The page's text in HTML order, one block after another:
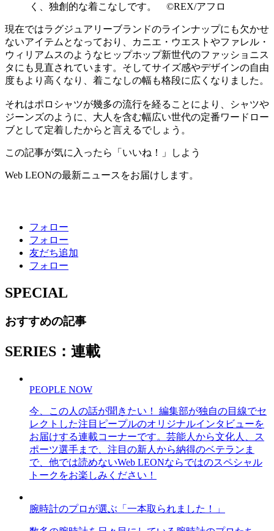
く、独創的な着こなしです。 ©REX/アフロ
現在ではラグジュアリーブランドのラインナップにも欠かせ
ないアイテムとなっており、カニエ・ウエストやファレル・
ウィリアムスのようなヒップホップ新世代のファッショニス
タにも見直されています。そしてサイズ感やデザインの自由
度もより高くなり、着こなしの幅も格段に広くなりました。
それはポロシャツが幾多の流行を経ることにより、シャツや
ジーンズのように、大人を含む幅広い世代の定番ワードロー
ブとして定着したからと言えるでしょう。
この記事が気に入ったら「いいね！」しよう
Web LEONの最新ニュースをお届けします。
フォロー
フォロー
友だち追加
フォロー
SPECIAL
おすすめの記事
SERIES：連載
PEOPLE NOW
今、この人の話が聞きたい！ 編集部が独自の目線でセ
レクトした注目ピープルのオリジナルインタビューを
お届けする連載コーナーです。芸能人から文化人、ス
ポーツ選手まで、注目の新人から納得のベテランま
で、他では読めないWeb LEONならではのスペシャル
トークをお楽しみください！
腕時計のプロが選ぶ「一本取られました！」